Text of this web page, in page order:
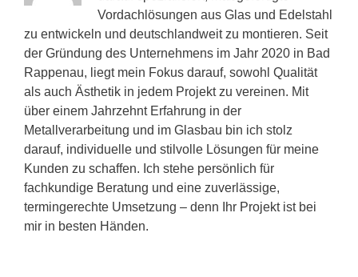
Vordachlösungen aus Glas und Edelstahl
zu entwickeln und deutschlandweit zu montieren. Seit
der Gründung des Unternehmens im Jahr 2020 in Bad
Rappenau, liegt mein Fokus darauf, sowohl Qualität
als auch Ästhetik in jedem Projekt zu vereinen. Mit
über einem Jahrzehnt Erfahrung in der
Metallverarbeitung und im Glasbau bin ich stolz
darauf, individuelle und stilvolle Lösungen für meine
Kunden zu schaffen. Ich stehe persönlich für
fachkundige Beratung und eine zuverlässige,
termingerechte Umsetzung – denn Ihr Projekt ist bei
mir in besten Händen.